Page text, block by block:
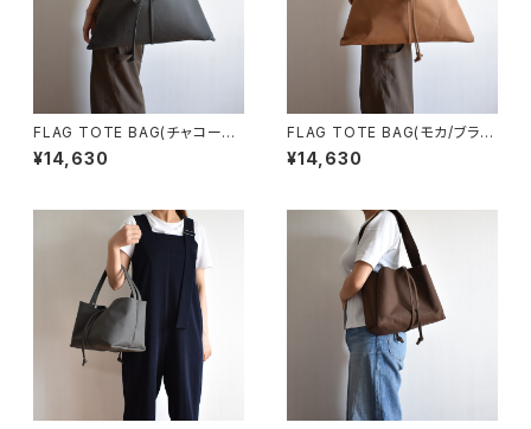
FLAG TOTE BAG(チャコール/
グレー)
¥14,630
FLAG TOTE BAG(モカ/ブラウ
ン)
¥14,630